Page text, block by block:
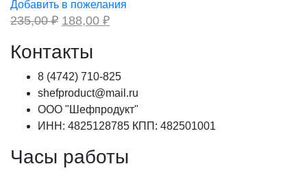
Добавить в пожелания
235,00₽ Первоначальная
235,00 ₽.
188,00 ₽Текущая
Контакты
8 (4742) 710-825
shefproduct@mail.ru
ООО "Шефпродукт"
ИНН: 4825128785 КПП: 482501001
Часы работы